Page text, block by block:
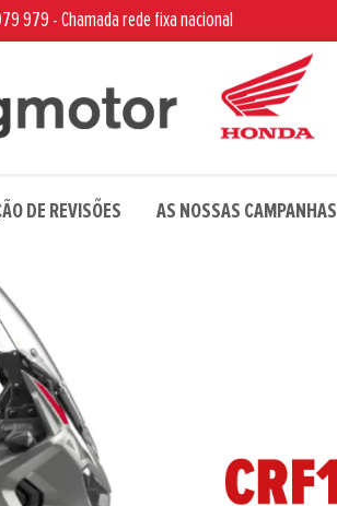
979 - Chamada rede fixa nacional
DE REVISÕES AS NOSSAS CAMPANHAS